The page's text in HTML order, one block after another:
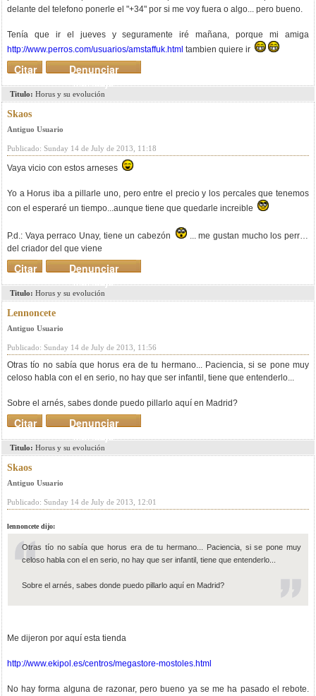
delante del telefono ponerle el "+34" por si me voy fuera o algo... pero bueno.
Tenía que ir el jueves y seguramente iré mañana, porque mi amiga
http://www.perros.com/usuarios/amstaffuk.html tambien quiere ir
Denunciar
mensaje
Citar
Titulo: Horus y su evolución
Skaos
Antiguo Usuario
Publicado: Sunday 14 de July de 2013, 11:18
Vaya vicio con estos arneses
Yo a Horus iba a pillarle uno, pero entre el precio y los percales que tenemos
con el esperaré un tiempo...aunque tiene que quedarle increible
P.d.: Vaya perraco Unay, tiene un cabezón
... me gustan mucho los perros
del criador del que viene
Denunciar
mensaje
Citar
Titulo: Horus y su evolución
Lennoncete
Antiguo Usuario
Publicado: Sunday 14 de July de 2013, 11:56
Otras tío no sabía que horus era de tu hermano... Paciencia, si se pone muy
celoso habla con el en serio, no hay que ser infantil, tiene que entenderlo...
Sobre el arnés, sabes donde puedo pillarlo aquí en Madrid?
Denunciar
mensaje
Citar
Titulo: Horus y su evolución
Skaos
Antiguo Usuario
Publicado: Sunday 14 de July de 2013, 12:01
lennoncete dijo:
Otras tío no sabía que horus era de tu hermano... Paciencia, si se pone muy
celoso habla con el en serio, no hay que ser infantil, tiene que entenderlo...
Sobre el arnés, sabes donde puedo pillarlo aquí en Madrid?
Me dijeron por aquí esta tienda
http://www.ekipol.es/centros/megastore-mostoles.html
No hay forma alguna de razonar, pero bueno ya se me ha pasado el rebote.